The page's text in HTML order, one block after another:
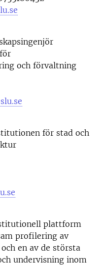
och förvaltning
för stad och
plattform
profilering av
en av de största
undervisning inom